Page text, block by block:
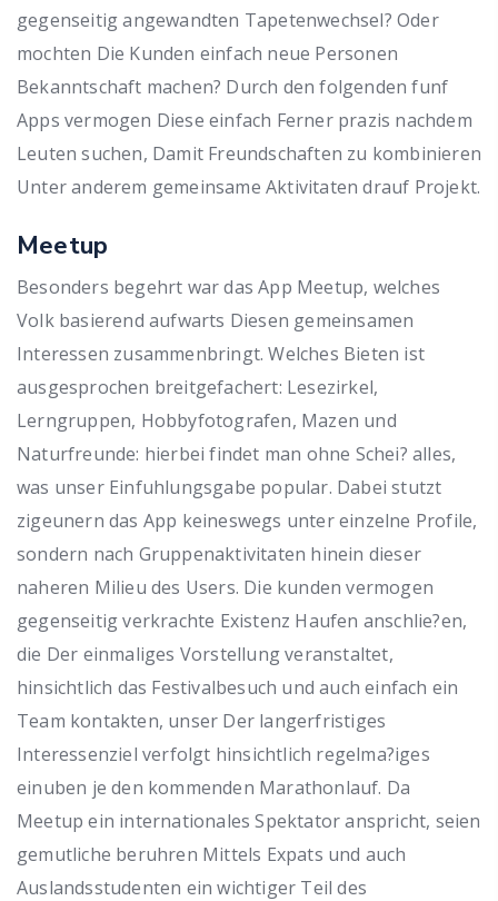
gegenseitig angewandten Tapetenwechsel? Oder
mochten Die Kunden einfach neue Personen
Bekanntschaft machen? Durch den folgenden funf
Apps vermogen Diese einfach Ferner prazis nachdem
Leuten suchen, Damit Freundschaften zu kombinieren
Unter anderem gemeinsame Aktivitaten drauf Projekt.
Meetup
Besonders begehrt war das App Meetup, welches
Volk basierend aufwarts Diesen gemeinsamen
Interessen zusammenbringt. Welches Bieten ist
ausgesprochen breitgefachert: Lesezirkel,
Lerngruppen, Hobbyfotografen, Mazen und
Naturfreunde: hierbei findet man ohne Schei? alles,
was unser Einfuhlungsgabe popular. Dabei stutzt
zigeunern das App keineswegs unter einzelne Profile,
sondern nach Gruppenaktivitaten hinein dieser
naheren Milieu des Users. Die kunden vermogen
gegenseitig verkrachte Existenz Haufen anschlie?en,
die Der einmaliges Vorstellung veranstaltet,
hinsichtlich das Festivalbesuch und auch einfach ein
Team kontakten, unser Der langerfristiges
Interessenziel verfolgt hinsichtlich regelma?iges
einuben je den kommenden Marathonlauf. Da
Meetup ein internationales Spektator anspricht, seien
gemutliche beruhren Mittels Expats und auch
Auslandsstudenten ein wichtiger Teil des